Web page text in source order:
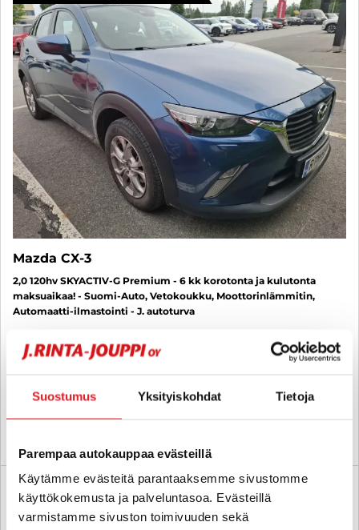
Suostumus Yksityiskohdat Tietoja
Parempaa autokauppaa evästeillä
Käytämme evästeitä parantaaksemme sivustomme
käyttökokemusta ja palveluntasoa. Evästeillä
varmistamme sivuston toimivuuden sekä
Mazda CX-3
2,0 120hv SKYACTIV-G Premium - 6 kk korotonta ja kulutonta
maksuaikaa! - Suomi-Auto, Vetokoukku, Moottorinlämmitin,
Automaatti-ilmastointi - J. autoturva
15 900 €
alk. 184 € / kk
6 kk korotonta ja kulutonta